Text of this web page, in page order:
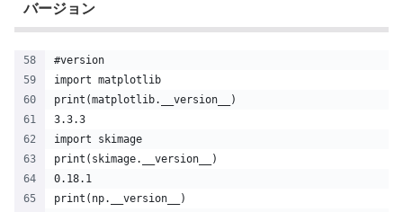
バージョン
#version
import matplotlib
print(matplotlib.__version__)
3.3.3
import skimage
print(skimage.__version__)
0.18.1
print(np.__version__)